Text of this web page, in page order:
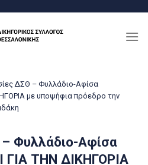
ΔΣΘ – Φυλλάδιο-Αφίσα
με υποψήφια πρόεδρο την
Φυλλάδιο-Αφίσα
ΓΙΑ ΤΗΝ ΔΙΚΗΓΟΡΙΑ